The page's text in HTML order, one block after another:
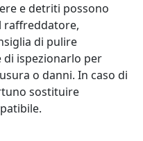
e detriti possono
raffreddatore,
di pulire
di ispezionarlo per
o danni. In caso di
sostituire